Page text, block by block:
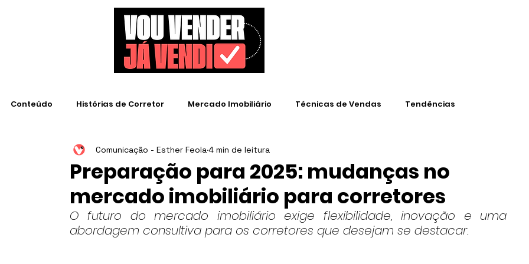
Conteúdo Histórias de Corretor Mercado Imobiliário Técnicas de Vendas Tendências
Empresas de Destaque
Preparação para 2025: mudanças no
mercado imobiliário para corretores
Comunicação - Esther Feola 4 min de leitura
O futuro do mercado imobiliário exige flexibilidade, inovação e uma
abordagem consultiva para os corretores que desejam se destacar.